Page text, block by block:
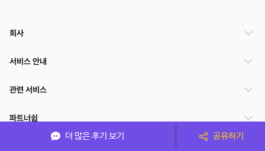
더 많은 후기 보기 공유하기
회사
서비스 안내
관련 서비스
파트너쉽